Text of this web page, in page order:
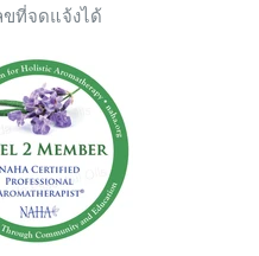
ที่จดแจ้งได้